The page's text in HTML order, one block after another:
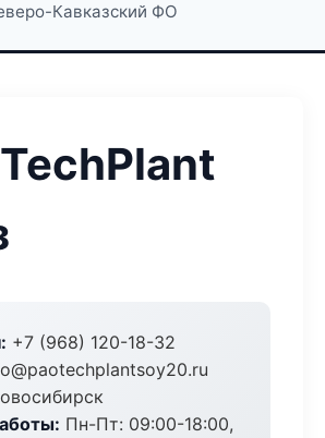
Кавказский ФО
+7 (968) 120-18-32
Пн-Пт: 09:00-18:00,